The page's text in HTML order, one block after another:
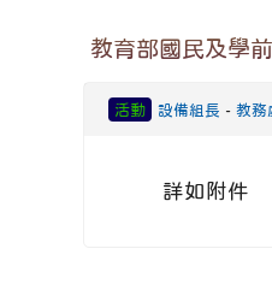
教育部國民及學
活動 設備組長 -教務
詳如附件 有